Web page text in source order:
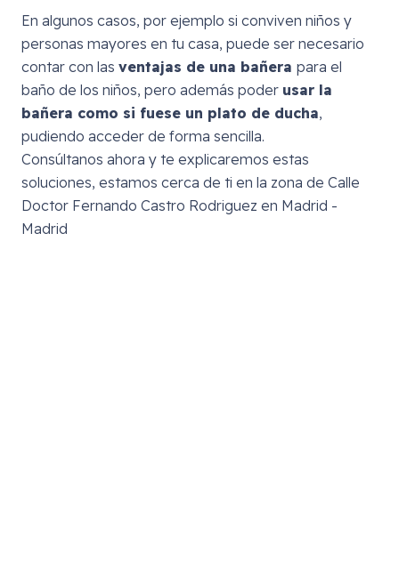
En algunos casos, por ejemplo si conviven niños y
personas mayores en tu casa, puede ser necesario
contar con las ventajas de una bañera para el
baño de los niños, pero además poder usar la
bañera como si fuese un plato de ducha,
pudiendo acceder de forma sencilla.
Consúltanos ahora y te explicaremos estas
soluciones, estamos cerca de ti en la zona de Calle
Doctor Fernando Castro Rodriguez en Madrid -
Madrid